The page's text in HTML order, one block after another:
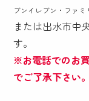
ブンイレブン・ファ
または出水市中
す。
※お電話でのお
でご了承下さい。